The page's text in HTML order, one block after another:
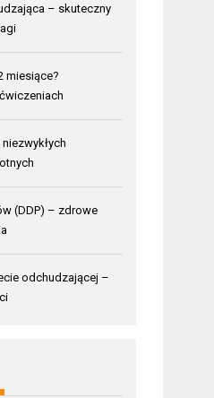
– skuteczny
miesiące?
(DDP) – zdrowe
odchudzającej –